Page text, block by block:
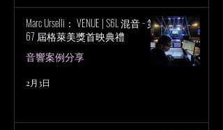
Marc Urselli： VENUE | S6L 混音 - 第
67 屆格萊美獎首映典禮
音響案例分享
2月3日